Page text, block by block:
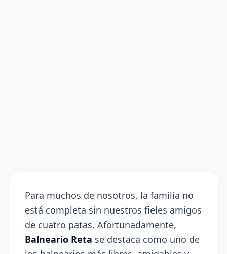
Para muchos de nosotros, la familia no
está completa sin nuestros fieles amigos
de cuatro patas. Afortunadamente,
Balneario Reta se destaca como uno de